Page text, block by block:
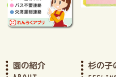
2023年3月(2)
2023年2月(2)
2023年1月(2)
2022年9月(2)
2022年8月(4)